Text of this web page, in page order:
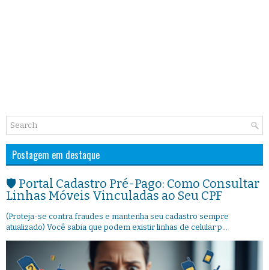
Postagem em destaque
🛡️ Portal Cadastro Pré-Pago: Como Consultar
Linhas Móveis Vinculadas ao Seu CPF
(Proteja-se contra fraudes e mantenha seu cadastro sempre
atualizado) Você sabia que podem existir linhas de celular p...